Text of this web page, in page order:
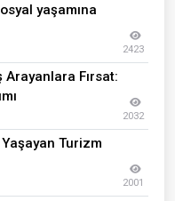
yaşamına
2423
Fırsat:
2032
Yaşayan Turizm
2001